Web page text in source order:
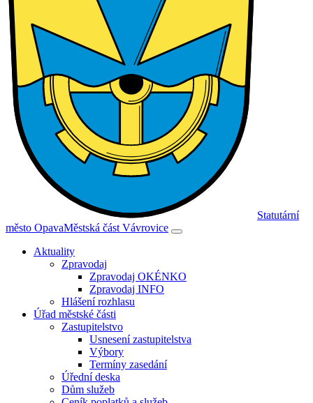
Statutární
město OpavaMěstská část Vávrovice
Aktuality
Zpravodaj
Zpravodaj OKÉNKO
Zpravodaj INFO
Hlášení rozhlasu
Úřad městské části
Zastupitelstvo
Usnesení zastupitelstva
Výbory
Termíny zasedání
Úřední deska
Dům služeb